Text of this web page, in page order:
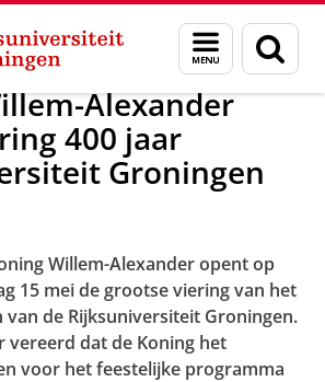
Menu
en
zoeken
Nieuws Nieuwsberichten
Alexander
400 jaar
Groningen
Willem-Alexander opent op
15 mei de grootse viering van het
van de Rijksuniversiteit Groningen.
vereerd dat de Koning het
voor het feestelijke programma